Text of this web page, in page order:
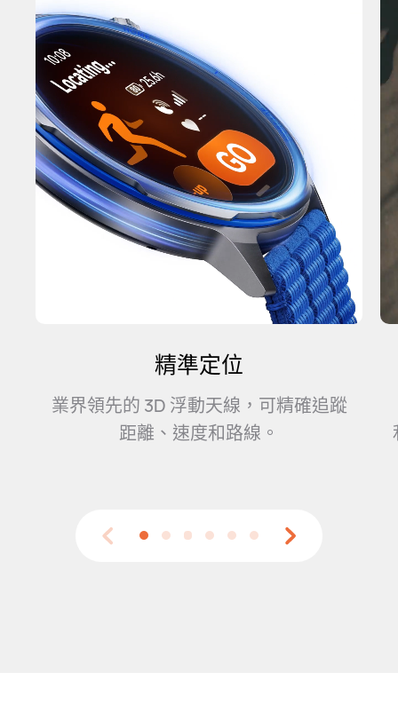
智慧馬拉松模式
透過智慧訓練計畫，讓賽事管理更便
利，協助你在訓練與比賽過程中發揮最